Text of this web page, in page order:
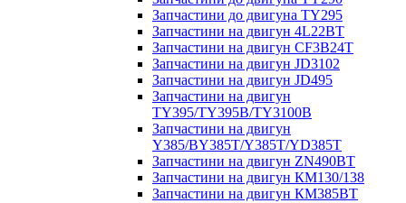
Запчастини до двигуна TY295
Запчастини на двигун 4L22BT
Запчастини на двигун CF3B24T
Запчастини на двигун JD3102
Запчастини на двигун JD495
Запчастини на двигун
TY395/TY395В/TY3100В
Запчастини на двигун
Y385/BY385T/Y385T/YD385T
Запчастини на двигун ZN490BT
Запчастини на двигун КМ130/138
Запчастини на двигун КМ385ВТ